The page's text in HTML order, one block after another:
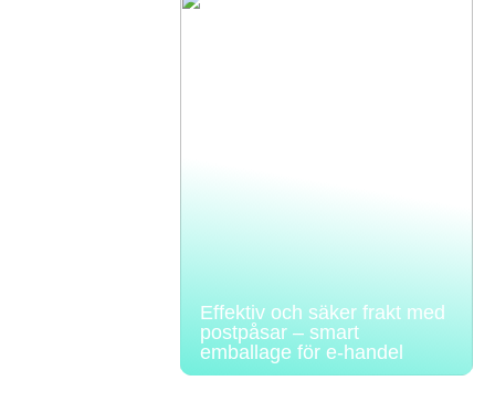
Effektiv och säker frakt med
postpåsar – smart
emballage för e-handel